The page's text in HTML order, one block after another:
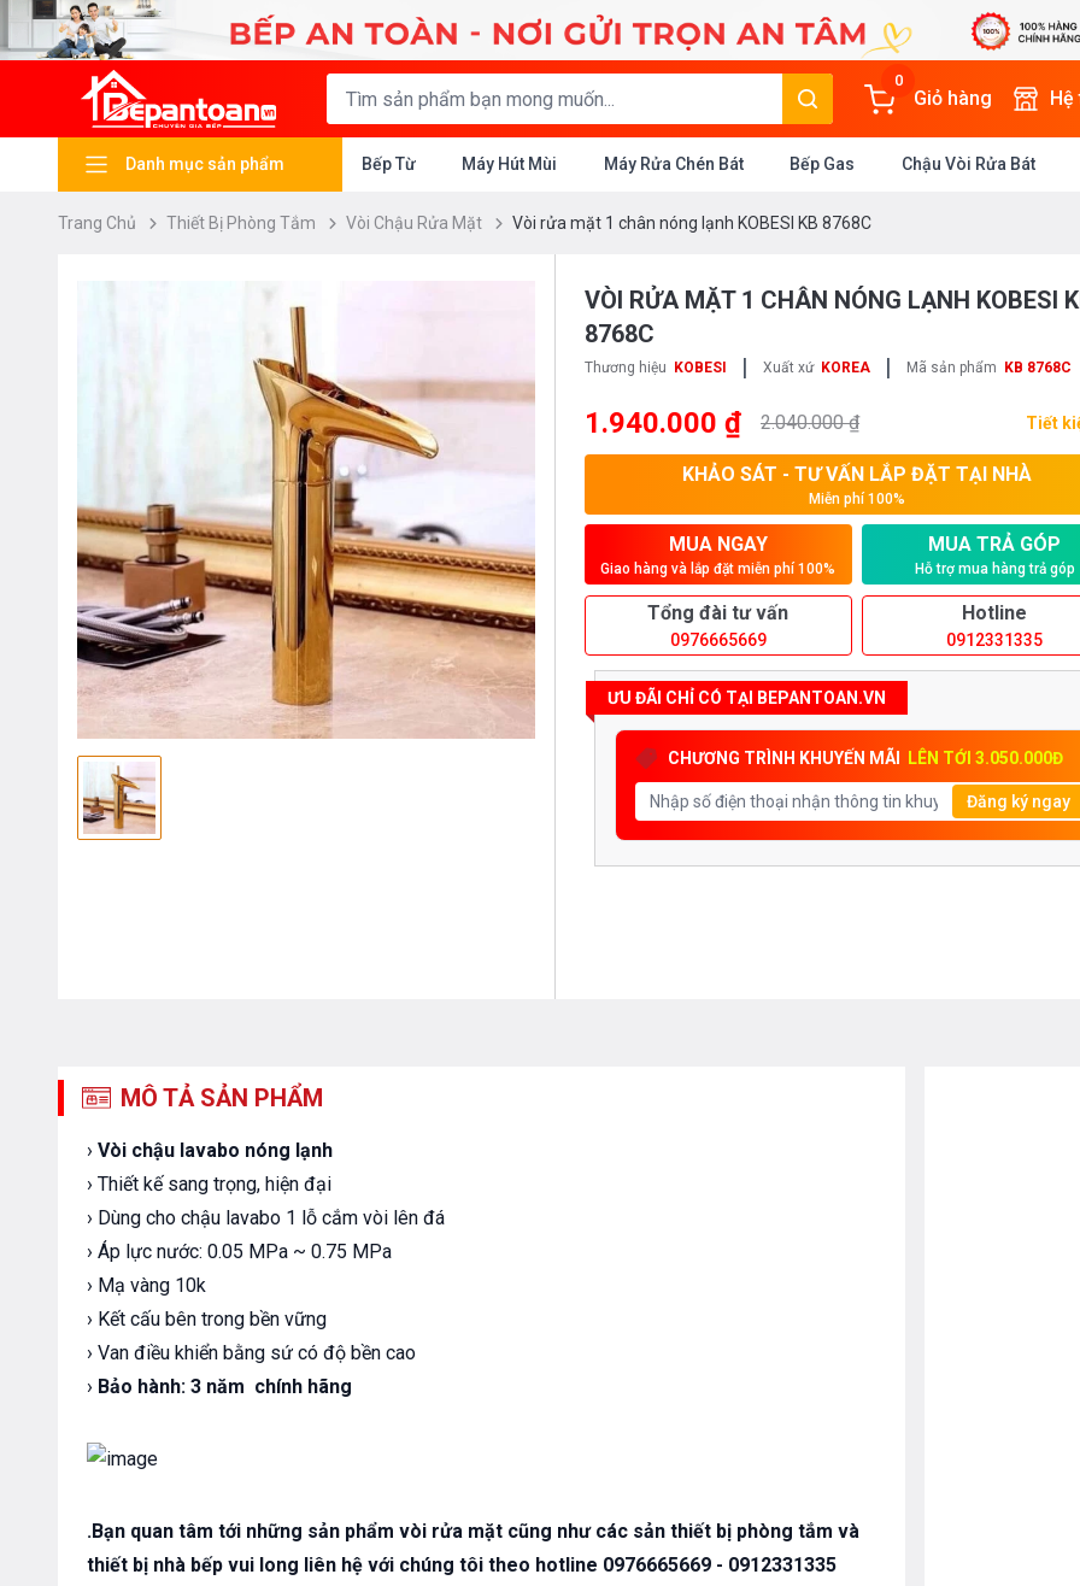
0
Giỏ hàng
Danh mục sản phẩm Bếp Từ Máy Hút Mùi Máy Rửa Chén Bát Bếp Gas Chậu Vòi Rửa Bát
Trang Chủ Thiết Bị Phòng Tắm Vòi Chậu Rửa Mặt Vòi rửa mặt 1 chân nóng lạnh KOBESI KB 8768C
VÒI RỬA MẶT 1 CHÂN NÓNG LẠNH KOBESI
8768C
Thương hiệu KOBESI | Xuất xứ KOREA | Mã sản phẩm KB 8768C
1.940.000 ₫ 2.040.000 ₫ Tiết
KHẢO SÁT - TƯ VẤN LẮP ĐẶT TẠI NHÀ
Miễn phí 100%
MUA NGAY
Giao hàng và lắp đặt miễn phí 100%
MUA TRẢ GÓP
Hỗ trợ mua hàng trả góp
Tổng đài tư vấn
0976665669
Hotline
0912331335
ƯU ĐÃI CHỈ CÓ TẠI BEPANTOAN.VN
CHƯƠNG TRÌNH KHUYẾN MÃI LÊN TỚI 3.050.000Đ
Đăng ký ngay
MÔ TẢ SẢN PHẨM
› Vòi chậu lavabo nóng lạnh
› Thiết kế sang trọng, hiện đại
› Dùng cho chậu lavabo 1 lỗ cắm vòi lên đá
› Áp lực nước: 0.05 MPa ~ 0.75 MPa
› Mạ vàng 10k
› Kết cấu bên trong bền vững
› Van điều khiển bằng sứ có độ bền cao
› Bảo hành: 3 năm chính hãng
.Bạn quan tâm tới những sản phẩm vòi rửa mặt cũng như các sản thiết bị phòng tắm và
thiết bị nhà bếp vui long liên hệ với chúng tôi theo hotline 0976665669 - 0912331335